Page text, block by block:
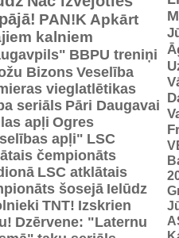
PAN!K Apkārt
kalniem
BBPU treniņi
BizonsVeselība
vieglatlētikas
seriāls Pāri Daugavai
apļi Ogres
apļi" LSC
čempionāts
LSC atklātais
šosejā Ielūdz
TNT! Izskrien
Dzērvene: "Laternu